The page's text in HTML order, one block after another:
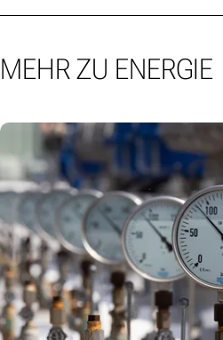
MEHR ZU ENERGIE